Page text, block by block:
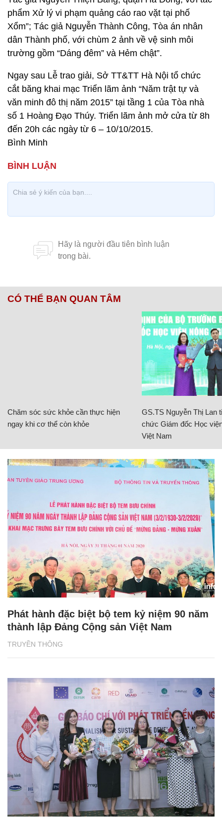
phẩm Xử lý vi phạm quảng cáo rao vặt tại phố
Xổm”; Tác giả Nguyễn Thành Công, Tòa án nhân
dân Thành phố, với chùm 2 ảnh về vệ sinh môi
trường gồm “Dáng đêm” và Hẻm chật”.
Ngay sau Lễ trao giải, Sở TT&TT Hà Nội tổ chức
cắt băng khai mạc Triển lãm ảnh “Năm trật tự và
văn minh đô thị năm 2015” tại tầng 1 của Tòa nhà
số 1 Hoàng Đạo Thúy. Triển lãm ảnh mở cửa từ 8h
đến 20h các ngày từ 6 – 10/10/2015.
Bình Minh
CÓ THỂ BẠN QUAN TÂM
Chăm sóc sức khỏe cần thực hiện
ngay khi cơ thể còn khỏe
GS.TS Nguyễn Thị Lan
chức Giám đốc Học
Việt Nam
TRUYỀN THÔNG
Phát hành đặc biệt bộ tem kỷ niệm 90 năm
thành lập Đảng Cộng sản Việt Nam